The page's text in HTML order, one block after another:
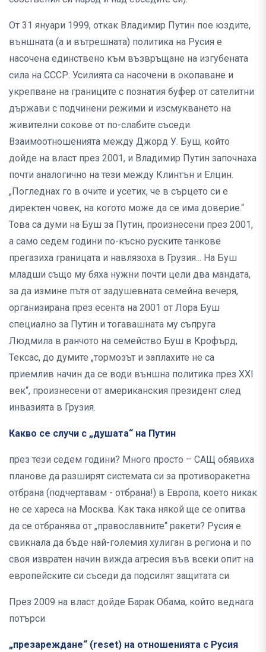
От 31 януари 1999, откак Владимир Путин пое юздите,
външната (а и вътрешната) политика на Русия е
насочена единствено към възвръщане на изгубената
сила на СССР. Усилията са насочени в окопаване и
укрепване на границите с познатия буфер от сателитни
държави с подчинени режими и изсмукването на
живителни сокове от по-слабите съседи.
Взаимоотношенията между Джорд У. Буш, който
дойде на власт през 2001, и Владимир Путин започнаха
почти аналогично на тези между Клинтън и Елцин.
„Погледнах го в очите и усетих, че в сърцето си е
директен човек, на когото може да се има доверие.“
Това са думи на Буш за Путин, произнесени през 2001,
а само седем години по-късно руските танкове
прегазиха границата и навлязоха в Грузия... На Буш
младши също му бяха нужни почти цели два мандата,
за да измине пътя от задушевната семейна вечеря,
организирана през есента на 2001 от Лора Буш
специално за Путин и тогавашната му съпруга
Людмила в ранчото на семейство Буш в Крофърд,
Тексас, до думите „тормозът и заплахите не са
приемлив начин да се води външна политика през XXI
век“, произнесени от американския президент след
инвазията в Грузия.
Какво се случи с „душата“ на Путин
през тези седем години? Много просто – САЩ обявиха
планове да разширят системата си за противоракетна
отбрана (подчертавам - отбрана!) в Европа, което никак
не се хареса на Москва. Как така някой ще се опитва
да се отбранява от „православните“ ракети? Русия е
свикнала да бъде най-големия хулиган в региона и по
своя извратен начин вижда агресия във всеки опит на
европейските си съседи да подсилят защитата си.
През 2009 на власт дойде Барак Обама, който веднага
потърси
„презареждане“ (reset) на отношенията с Русия